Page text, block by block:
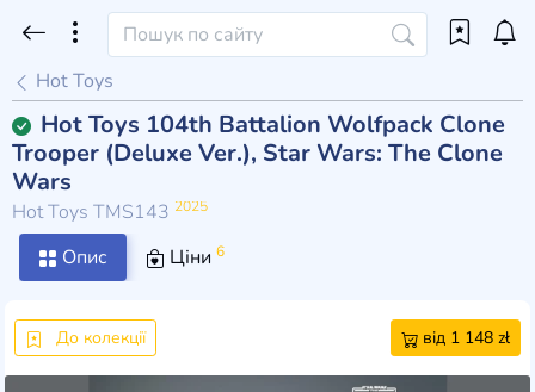
Hot Toys
Hot Toys 104th Battalion Wolfpack Clone
Trooper (Deluxe Ver.), Star Wars: The Clone
Wars
Hot Toys TMS143 2025
Опис Ціни 6
До колекції від 1 148 zł